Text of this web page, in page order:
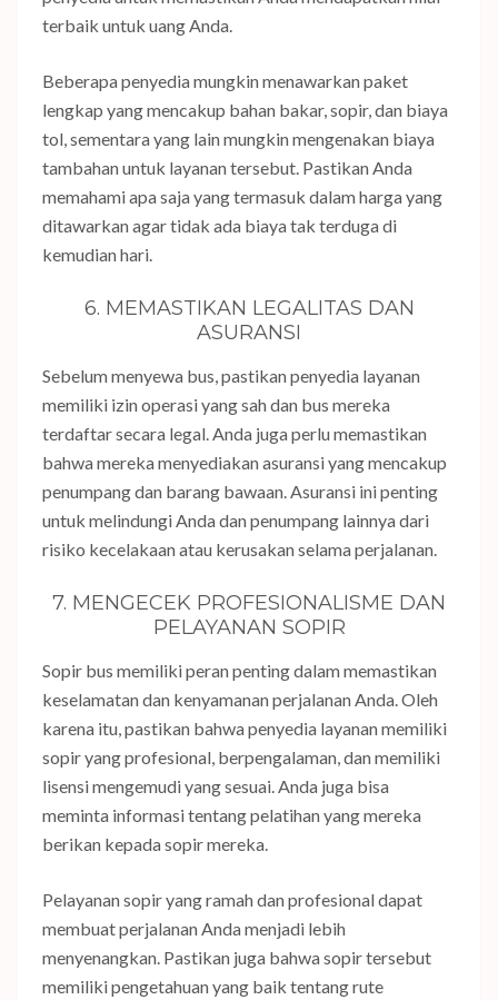
terbaik untuk uang Anda.
Beberapa penyedia mungkin menawarkan paket
lengkap yang mencakup bahan bakar, sopir, dan biaya
tol, sementara yang lain mungkin mengenakan biaya
tambahan untuk layanan tersebut. Pastikan Anda
memahami apa saja yang termasuk dalam harga yang
ditawarkan agar tidak ada biaya tak terduga di
kemudian hari.
6. MEMASTIKAN LEGALITAS DAN
ASURANSI
Sebelum menyewa bus, pastikan penyedia layanan
memiliki izin operasi yang sah dan bus mereka
terdaftar secara legal. Anda juga perlu memastikan
bahwa mereka menyediakan asuransi yang mencakup
penumpang dan barang bawaan. Asuransi ini penting
untuk melindungi Anda dan penumpang lainnya dari
risiko kecelakaan atau kerusakan selama perjalanan.
7. MENGECEK PROFESIONALISME DAN
PELAYANAN SOPIR
Sopir bus memiliki peran penting dalam memastikan
keselamatan dan kenyamanan perjalanan Anda. Oleh
karena itu, pastikan bahwa penyedia layanan memiliki
sopir yang profesional, berpengalaman, dan memiliki
lisensi mengemudi yang sesuai. Anda juga bisa
meminta informasi tentang pelatihan yang mereka
berikan kepada sopir mereka.
Pelayanan sopir yang ramah dan profesional dapat
membuat perjalanan Anda menjadi lebih
menyenangkan. Pastikan juga bahwa sopir tersebut
memiliki pengetahuan yang baik tentang rute